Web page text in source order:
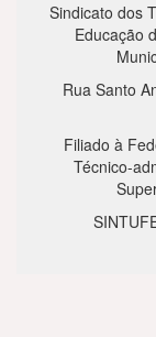
Sindicato dos
Educação
Rua Santo
Filiado à
Técnico-